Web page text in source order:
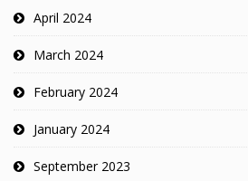
April 2024
March 2024
February 2024
January 2024
September 2023